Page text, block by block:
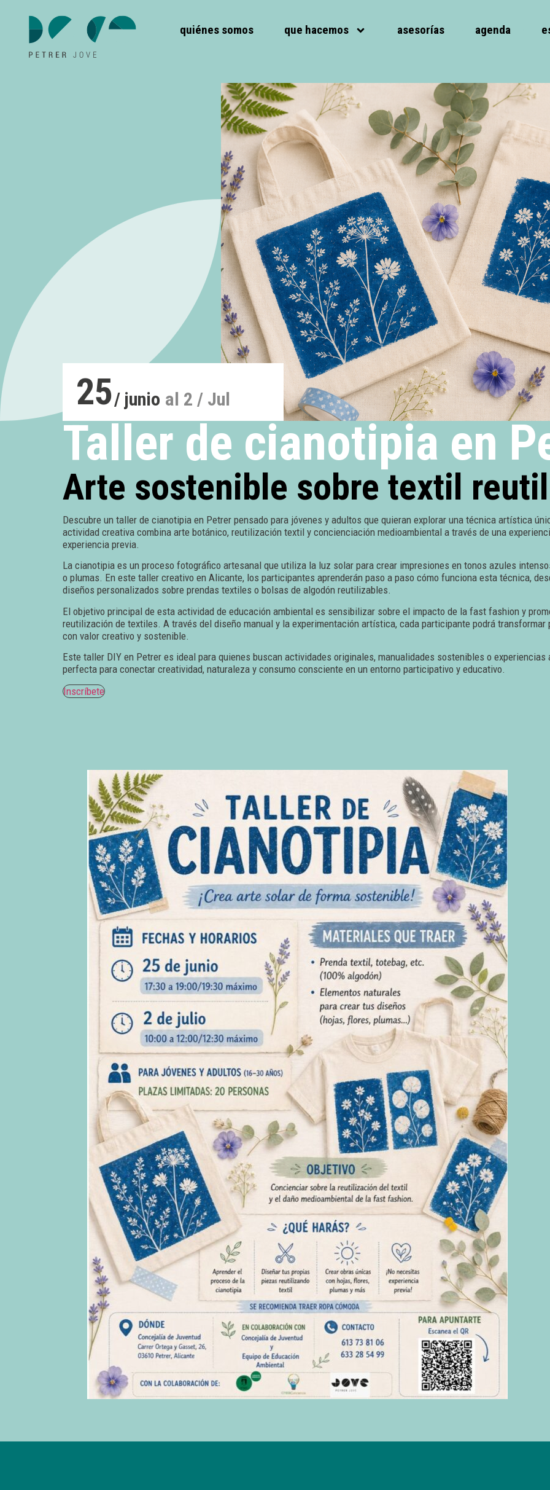
quiénes somos que hacemos asesorías agenda
25/ junio al 2 / Jul
Taller de cianotipia en
Arte sostenible sobre textil
Descubre un taller de cianotipia en Petrer pensado para jóvenes y adultos que quieran explorar una técnica artística
actividad creativa combina arte botánico, reutilización textil y concienciación medioambiental a través de una
experiencia previa.
La cianotipia es un proceso fotográfico artesanal que utiliza la luz solar para crear impresiones en tonos azules
o plumas. En este taller creativo en Alicante, los participantes aprenderán paso a paso cómo funciona esta técnica,
diseños personalizados sobre prendas textiles o bolsas de algodón reutilizables.
El objetivo principal de esta actividad de educación ambiental es sensibilizar sobre el impacto de la fast fashion y
reutilización de textiles. A través del diseño manual y la experimentación artística, cada participante podrá
con valor creativo y sostenible.
Este taller DIY en Petrer es ideal para quienes buscan actividades originales, manualidades sostenibles o
perfecta para conectar creatividad, naturaleza y consumo consciente en un entorno participativo y educativo.
Inscríbete